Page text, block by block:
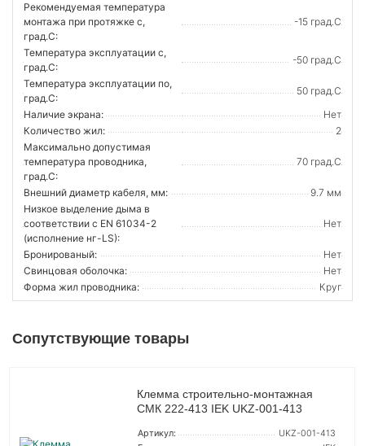
Рекомендуемая температура
монтажа при протяжке с,
град.C:
-15 град.C
Температура эксплуатации с,
град.C:
-50 град.C
Температура эксплуатации по,
град.C:
50 град.C
Наличие экрана:
Нет
Количество жил:
2
Максимально допустимая
температура проводника,
град.C:
70 град.C
Внешний диаметр кабеля, мм:
9.7 мм
Низкое выделение дыма в
соответствии с EN 61034-2
(исполнение нг-LS):
Нет
Бронированый:
Нет
Свинцовая оболочка:
Нет
Форма жил проводника:
Круг
Сопутствующие товары
Клемма строительно-монтажная
СМК 222-413 IEK UKZ-001-413
Артикул:
UKZ-001-413